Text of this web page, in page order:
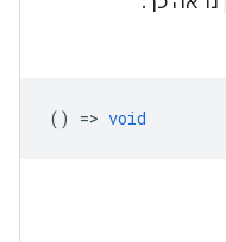
() => void